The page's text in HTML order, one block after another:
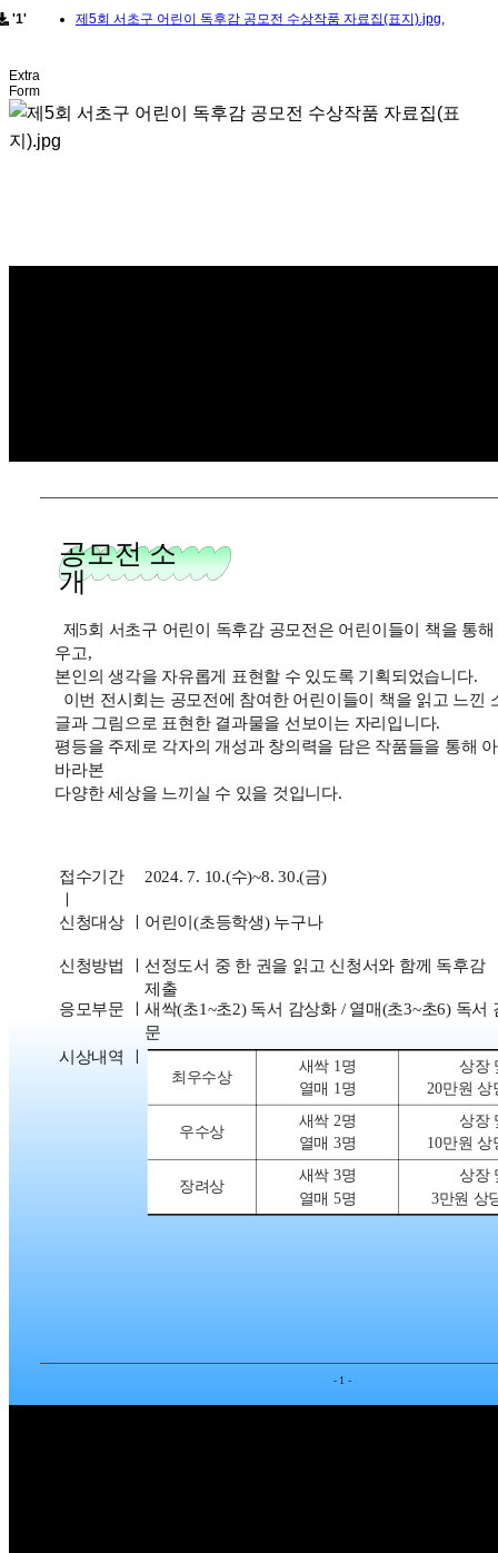
'1' 제5회 서초구 어린이 독후감 공모전 수상작품 자료집(표지).jpg,
Extra
Form